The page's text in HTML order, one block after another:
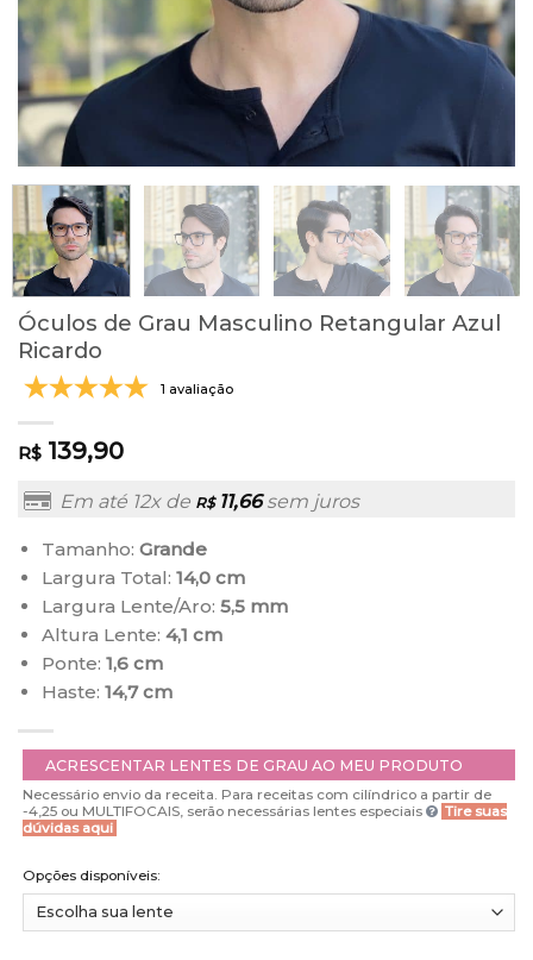
Óculos de Grau Masculino Retangular Azul
Ricardo
1 avaliação
R$ 139,90
Em até 12x de R$11,66sem juros
Tamanho: Grande
Largura Total: 14,0 cm
Largura Lente/Aro: 5,5 mm
Altura Lente: 4,1 cm
Ponte: 1,6 cm
Haste: 14,7 cm
ACRESCENTAR LENTES DE GRAU AO MEU PRODUTO
Necessário envio da receita. Para receitas com cilíndrico a partir de
-4,25 ou MULTIFOCAIS, serão necessárias lentes especiais
Tire suas
dúvidas aqui
Opções disponíveis: